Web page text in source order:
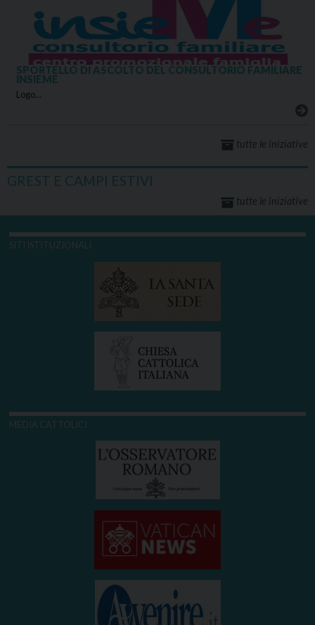
SPORTELLO DI ASCOLTO DEL CONSULTORIO FAMILIARE
INSIEME
Logo…
tutte le iniziative
GREST E CAMPI ESTIVI
tutte le iniziative
SITI ISTITUZIONALI
MEDIA CATTOLICI